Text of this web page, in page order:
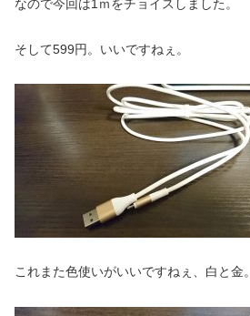
なので今回は1ｍをチョイスしました。
そして599円。いいですねぇ。
これまた色使いがいいですねぇ、白と金。